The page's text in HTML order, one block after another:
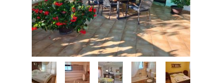
webcams
Treffen Sie Kroatien
museen